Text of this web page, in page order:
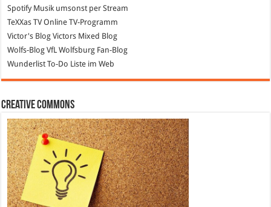
SpotifyMusik umsonst per Stream
TeXXas TVOnline TV-Programm
Victor's Blog Victors Mixed Blog
Wolfs-Blog VfL Wolfsburg Fan-Blog
WunderlistTo-Do Liste im Web
Creative Commons